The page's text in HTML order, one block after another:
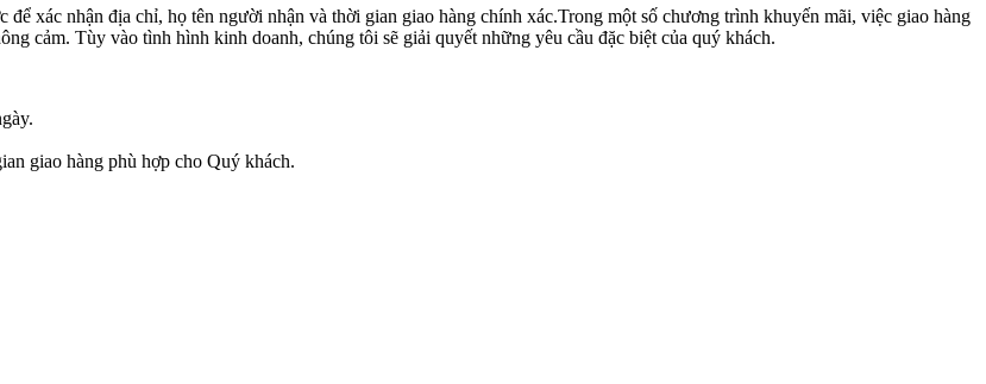
xác nhận địa chỉ, họ tên người nhận và thời gian giao hàng chính xác.Trong một số chương trình khuyến mãi, việc giao hàng
cảm. Tùy vào tình hình kinh doanh, chúng tôi sẽ giải quyết những yêu cầu đặc biệt của quý khách.
giao hàng phù hợp cho Quý khách.